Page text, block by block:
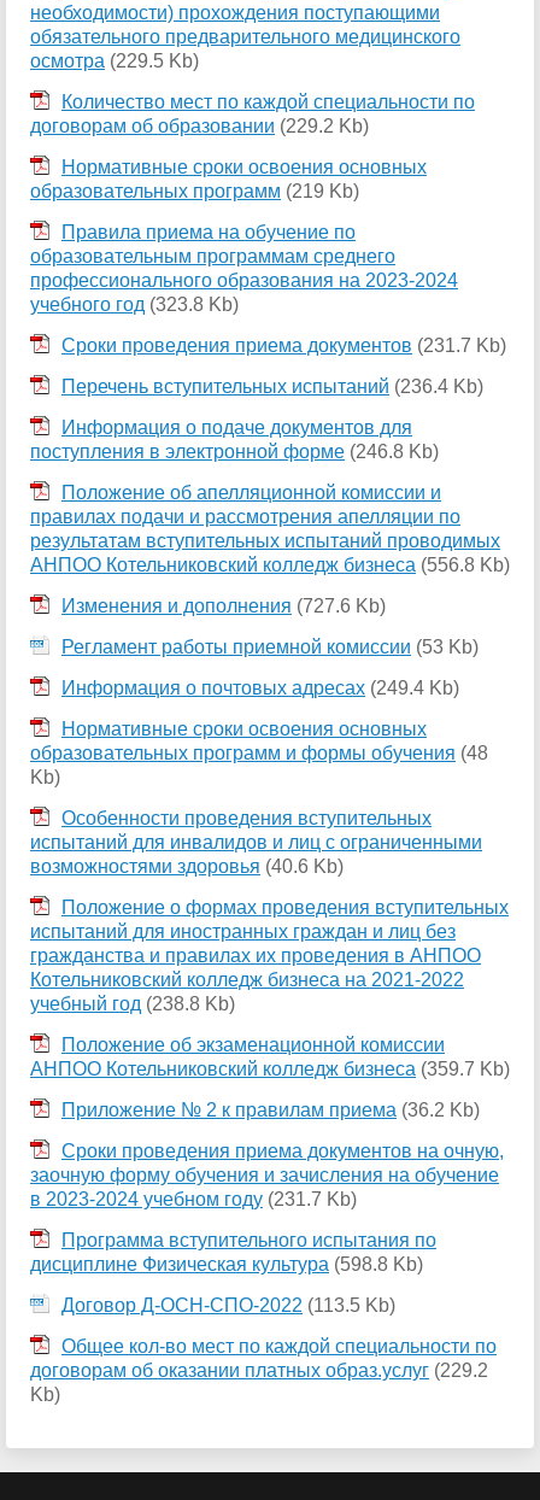
необходимости) прохождения поступающими
обязательного предварительного медицинского
осмотра (229.5 Kb)
Количество мест по каждой специальности по
договорам об образовании (229.2 Kb)
Нормативные сроки освоения основных
образовательных программ (219 Kb)
Правила приема на обучение по
образовательным программам среднего
профессионального образования на 2023-2024
учебного год (323.8 Kb)
Сроки проведения приема документов (231.7 Kb)
Перечень вступительных испытаний (236.4 Kb)
Информация о подаче документов для
поступления в электронной форме (246.8 Kb)
Положение об апелляционной комиссии и
правилах подачи и рассмотрения апелляции по
результатам вступительных испытаний проводимых
АНПОО Котельниковский колледж бизнеса (556.8 Kb)
Изменения и дополнения (727.6 Kb)
Регламент работы приемной комиссии (53 Kb)
Информация о почтовых адресах (249.4 Kb)
Нормативные сроки освоения основных
образовательных программ и формы обучения (48
Kb)
Особенности проведения вступительных
испытаний для инвалидов и лиц с ограниченными
возможностями здоровья (40.6 Kb)
Положение о формах проведения вступительных
испытаний для иностранных граждан и лиц без
гражданства и правилах их проведения в АНПОО
Котельниковский колледж бизнеса на 2021-2022
учебный год (238.8 Kb)
Положение об экзаменационной комиссии
АНПОО Котельниковский колледж бизнеса (359.7 Kb)
Приложение № 2 к правилам приема (36.2 Kb)
Сроки проведения приема документов на очную,
заочную форму обучения и зачисления на обучение
в 2023-2024 учебном году (231.7 Kb)
Программа вступительного испытания по
дисциплине Физическая культура (598.8 Kb)
Договор Д-ОСН-СПО-2022 (113.5 Kb)
Общее кол-во мест по каждой специальности по
договорам об оказании платных образ.услуг (229.2
Kb)